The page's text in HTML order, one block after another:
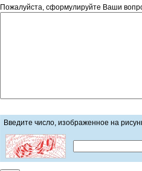
Пожалуйста, сформулируйте Ваши
Введите число, изображенное на